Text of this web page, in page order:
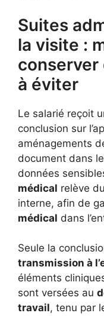
Suites
la visite :
conserver
à éviter
Le salarié reçoit
conclusion sur
aménagements
document dans
données
médical relève
interne, afin de
médical dans
Seule la
transmission à
éléments
sont versées au
travail, tenu par